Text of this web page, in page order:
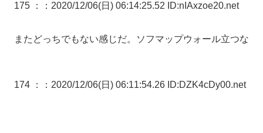
175 ： ：2020/12/06(日) 06:14:25.52 ID:nIAxzoe20.net
またどっちでもない感じだ。ソフマップウォール立つな
174 ： ：2020/12/06(日) 06:11:54.26 ID:DZK4cDy00.net